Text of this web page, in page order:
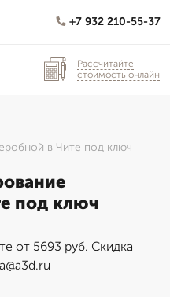
+7 932 210-55-37
Рассчитайте
стоимость онлайн
в Чите под ключ
под ключ
от 5693 руб. Скидка